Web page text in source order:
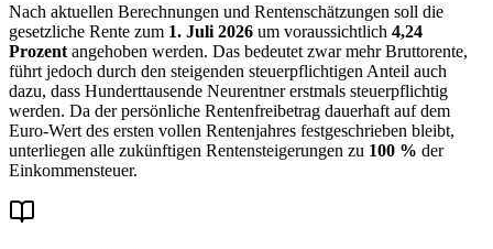
Nach aktuellen Berechnungen und Rentenschätzungen soll die
gesetzliche Rente zum 1. Juli 2026 um voraussichtlich 4,24
Prozent angehoben werden. Das bedeutet zwar mehr Bruttorente,
führt jedoch durch den steigenden steuerpflichtigen Anteil auch
dazu, dass Hunderttausende Neurentner erstmals steuerpflichtig
werden. Da der persönliche Rentenfreibetrag dauerhaft auf dem
Euro-Wert des ersten vollen Rentenjahres festgeschrieben bleibt,
unterliegen alle zukünftigen Rentensteigerungen zu 100 % der
Einkommensteuer.